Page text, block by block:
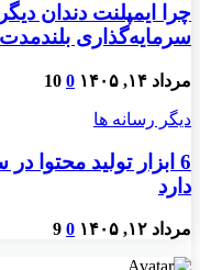
چرا ایمپلنت دندان
سرمایه‌گذاری
مرداد ۱۴, ۱۴۰۵ 0
10
دیگر رسانه ها
6 ابزار تولید محتوا
دارد
مرداد ۱۲, ۱۴۰۵ 0
9